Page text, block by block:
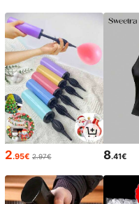
2.95€ 2.97€ 8.41€